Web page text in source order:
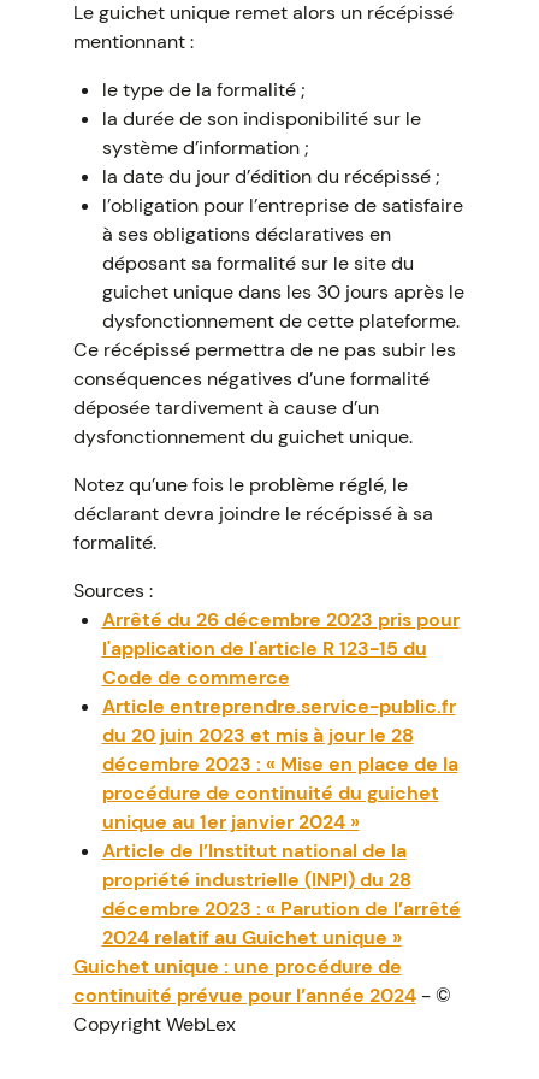
Le guichet unique remet alors un récépissé
mentionnant :
le type de la formalité ;
la durée de son indisponibilité sur le
système d’information ;
la date du jour d’édition du récépissé ;
l’obligation pour l’entreprise de satisfaire
à ses obligations déclaratives en
déposant sa formalité sur le site du
guichet unique dans les 30 jours après le
dysfonctionnement de cette plateforme.
Ce récépissé permettra de ne pas subir les
conséquences négatives d’une formalité
déposée tardivement à cause d’un
dysfonctionnement du guichet unique.
Notez qu’une fois le problème réglé, le
déclarant devra joindre le récépissé à sa
formalité.
Sources :
Arrêté du 26 décembre 2023 pris pour
l'application de l'article R 123-15 du
Code de commerce
Article entreprendre.service-public.fr
du 20 juin 2023 et mis à jour le 28
décembre 2023 : « Mise en place de la
procédure de continuité du guichet
unique au 1er janvier 2024 »
Article de l’Institut national de la
propriété industrielle (INPI) du 28
décembre 2023 : « Parution de l’arrêté
2024 relatif au Guichet unique »
Guichet unique : une procédure de
continuité prévue pour l’année 2024- ©
Copyright WebLex